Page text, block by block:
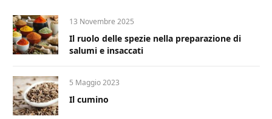
13 Novembre 2025
Il ruolo delle spezie nella preparazione di
salumi e insaccati
5 Maggio 2023
Il cumino